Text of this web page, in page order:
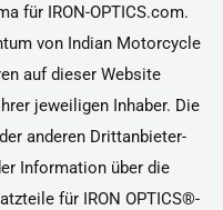
für IRON-OPTICS.com.
von Indian Motorcycle
auf dieser Website
jeweiligen Inhaber. Die
anderen Drittanbieter-
Information über die
für IRON OPTICS®-